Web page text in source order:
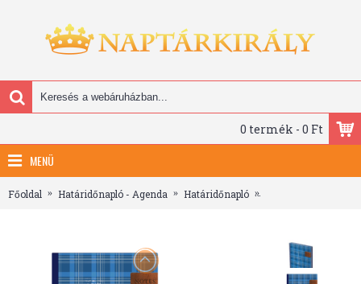
0 termék - 0 Ft
MENÜ
Főoldal Határidőnapló - Agenda Határidőnapló